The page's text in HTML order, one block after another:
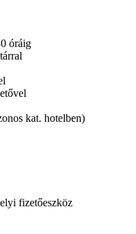
óráig
kat. hotelben)
fizetőeszköz